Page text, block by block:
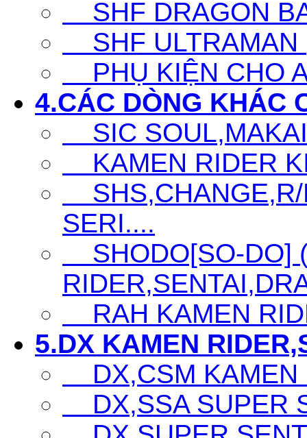
SHF DRAGON
SHF ULTRAMAN
PHỤ KIỆN CHO
4.CÁC DÒNG KHÁC
SIC
KAMEN RIDER
SHS,CHANGE,R/
SERI....
SHODO[SO-DO]
RAH KAMEN
5.DX KAMEN
DX,CSM KAMEN
DX,SSA SUPER